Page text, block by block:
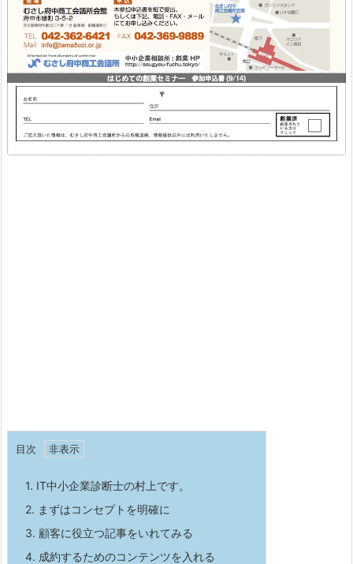
目次
1. IT中小企業診断士の村上です。
2. まずはコンセプトを明確に
3. 顧客に役立つ記事をいれてみる
4. 成約するためのコンテンツを入れる